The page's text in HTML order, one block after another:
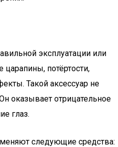
эксплуатации или
царапины, потёртости,
Такой аксессуар не
оказывает отрицательное
глаз.
следующие средства: